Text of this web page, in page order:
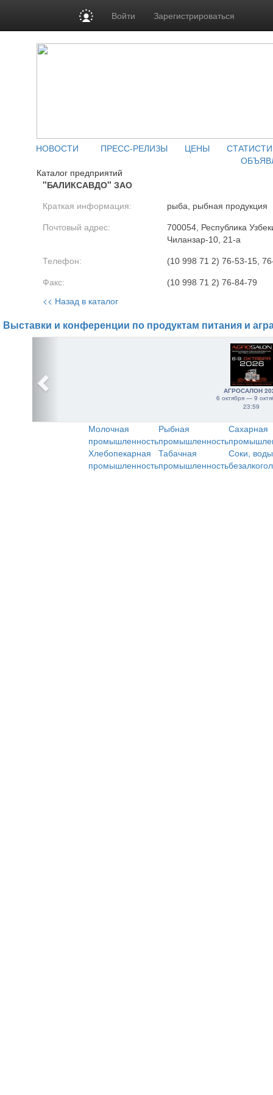
Войти Зарегистрироваться
НОВОСТИ ПРЕСС-РЕЛИЗЫ ЦЕНЫ
Каталог предприятий
"БАЛИКСАВДО" ЗАО
Краткая информация: рыба, рыбная продукция
Почтовый адрес:
700054, Республика
Чиланзар-10, 21-а
Телефон: (10 998 71 2) 76-53-15,
Факс: (10 998 71 2) 76-84-79
<< Назад в каталог
Выставки и конференции по продуктам питания и
АГРОСАЛОН
6 октября — 9
23:59
Молочная
промышленность
Рыбная
промышленность
Сахарная
Хлебопекарная
промышленность
Табачная
промышленность
Соки,